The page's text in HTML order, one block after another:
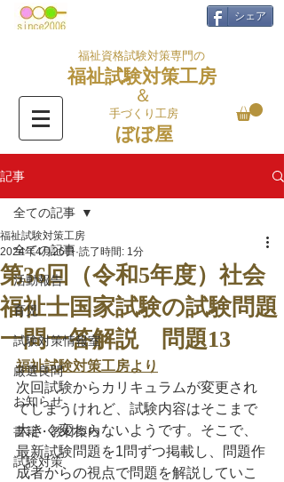
シェア
福祉資格試験対策専門の
福祉試験対策工房
＆
手づくり工房
ぼぼ屋
記事
全ての記事
活動報告
育児
試験対策情報室
厳選良問
お知らせ
書籍・教材案内
試験対策
全ての記事
第36回（令和5年度）社会
福祉士国家試験の試験問題
一問一答解説 問題13
福祉試験対策工房
2024年4月26日 読了時間: 1分
福祉試験対策工房より
次回試験からカリキュラムが変更され
てしまうけれど、試験内容はそこまで
大きく変わらないようです。そこで、
最新試験問題を1問ずつ掲載し、問題作
成者からの視点で問題を解説していこ